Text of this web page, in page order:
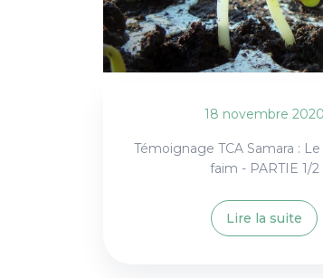
18 novembre 2020
Témoignage TCA Samara :
faim - PARTIE 1/2
Lire la suite